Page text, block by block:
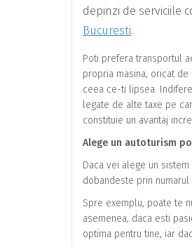
depinzi de serviciile
Bucuresti.
Poti prefera transportul
propria masina, oricat
ceea ce-ti lipsea.
legate de alte taxe pe
constituie un avantaj
Alege un autoturism
Daca vei alege un
dobandeste prin
Spre exemplu, poate te
asemenea, daca esti
optima pentru tine, iar